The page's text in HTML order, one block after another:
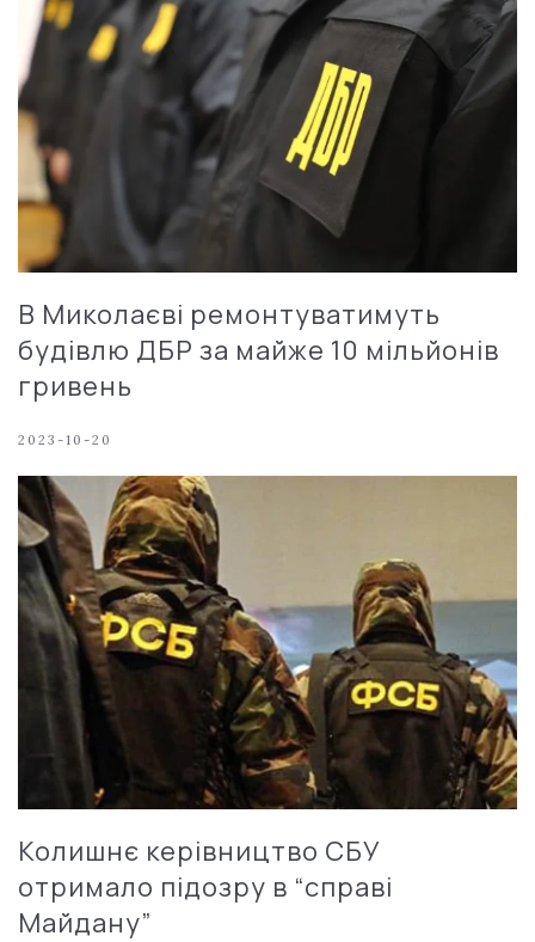
В Миколаєві ремонтуватимуть
будівлю ДБР за майже 10 мільйонів
гривень
2023-10-20
Колишнє керівництво СБУ
отримало підозру в “справі
Майдану”